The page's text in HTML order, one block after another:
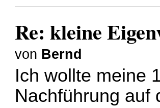
Re: kleine
von Bernd
Ich wollte meine
Nachführung auf